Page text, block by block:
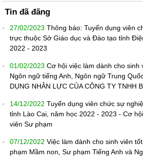
Tin đã đăng
27/02/2023 Thông báo: Tuyển dụng viên
trực thuộc Sở Giáo dục và Đào tạo tỉnh
2022 - 2023
01/02/2023 Cơ hội việc làm dành cho sinh
Ngôn ngữ tiếng Anh, Ngôn ngữ Trung
DỤNG NHÂN LỰC CỦA CÔNG TY TNHH
14/12/2022 Tuyển dụng viên chức sự
tỉnh Lào Cai, năm học 2022 - 2023 - Cơ
viên Sư phạm
07/12/2022 Việc làm dành cho sinh viên
phạm Mầm non, Sư phạm Tiếng Anh và